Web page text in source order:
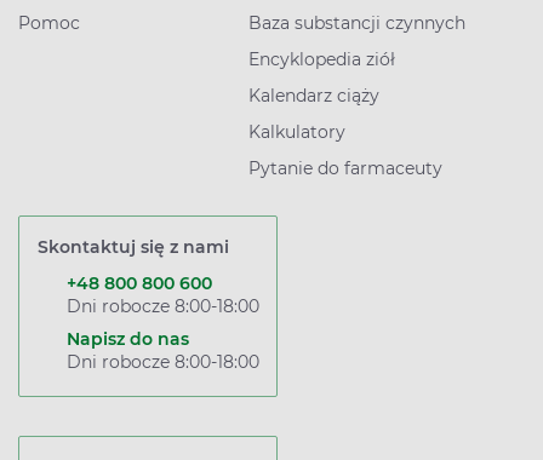
Pomoc
Baza substancji czynnych
Encyklopedia ziół
Kalendarz ciąży
Kalkulatory
Pytanie do farmaceuty
Skontaktuj się z nami
+48 800 800 600
Dni robocze 8:00-18:00
Napisz do nas
Dni robocze 8:00-18:00